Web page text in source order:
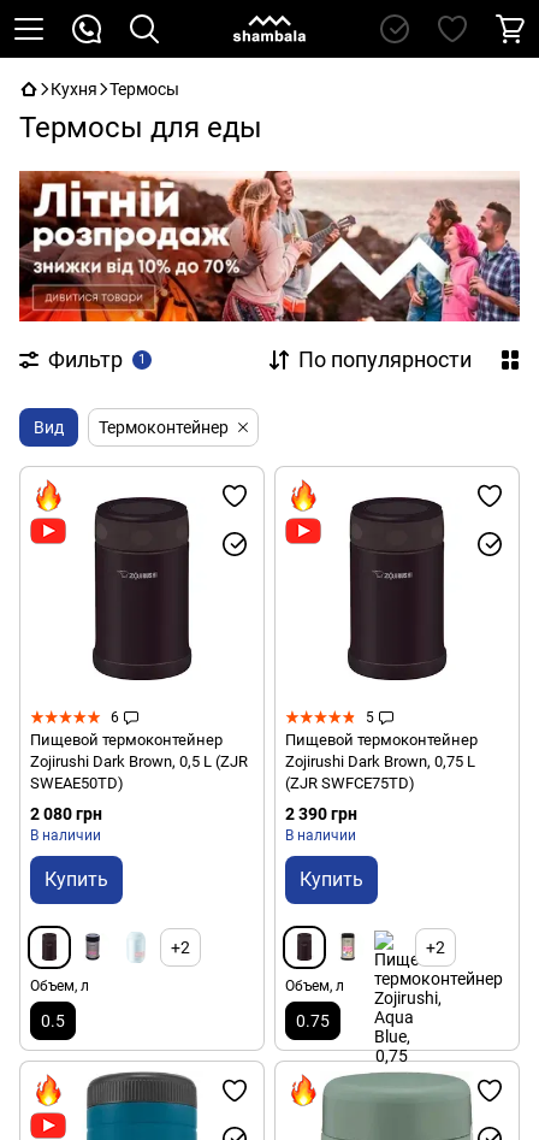
Кухня Термосы
Термосы для еды
Фильтр 1 По популярности
Вид Термоконтейнер
6
Пищевой термоконтейнер
Zojirushi Dark Brown, 0,5 L (ZJR
SWEAE50TD)
2 080 грн
В наличии
Купить
+2
Объем, л
0.5
5
Пищевой термоконтейнер
Zojirushi Dark Brown, 0,75 L
(ZJR SWFCE75TD)
2 390 грн
В наличии
Купить
+2
Объем, л
0.75